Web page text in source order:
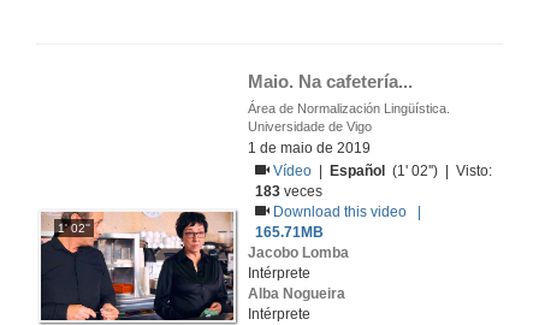
1' 02''
Maio. Na cafetería...
Área de Normalización Lingüística.
Universidade de Vigo
1 de maio de 2019
Vídeo
Español
(1' 02'') | Visto:
183 veces
Download this video |
165.71MB
Jacobo Lomba
Intérprete
Alba Nogueira
Intérprete